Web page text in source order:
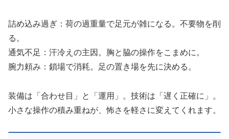
詰め込み過ぎ：荷の過重量で足元が雑になる。不要物を削
る。
通気不足：汗冷えの主因。胸と脇の操作をこまめに。
腕力頼み：鎖場で消耗。足の置き場を先に決める。
装備は「合わせ目」と「運用」。技術は「遅く正確に」。
小さな操作の積み重ねが、怖さを軽さに変えてくれます。